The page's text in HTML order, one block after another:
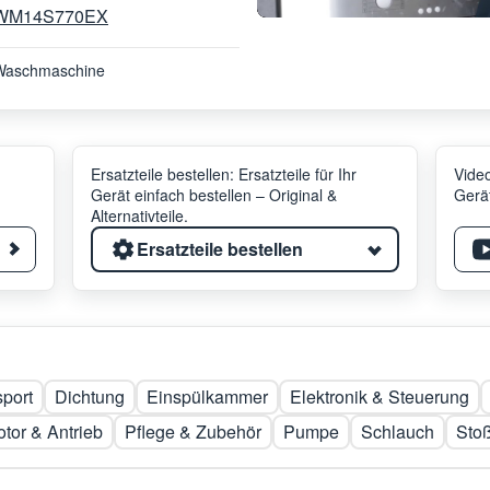
Ersatzteile bestellen: Ersatzteile für Ihr
Gerät einfach bestellen – Original &
Alternativteile.
Ersatzteile bestellen
Dichtung Einspülkammer
Elektronik & Steuerung
& Antrieb
Pflege & Zubehör Pumpe Schlauch